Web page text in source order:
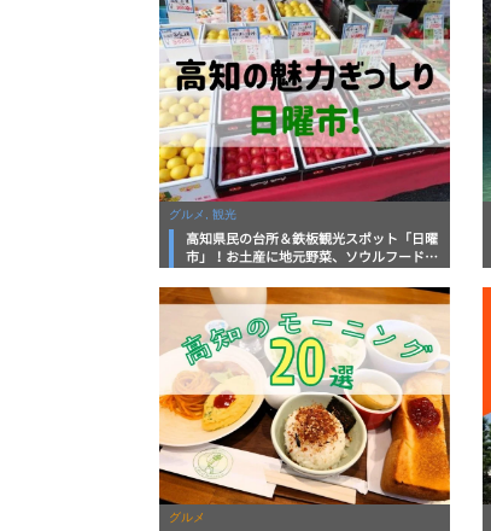
グルメ, 観光
高知県民の台所＆鉄板観光スポット「日曜
市」！お土産に地元野菜、ソウルフードま
底解説！
グルメ